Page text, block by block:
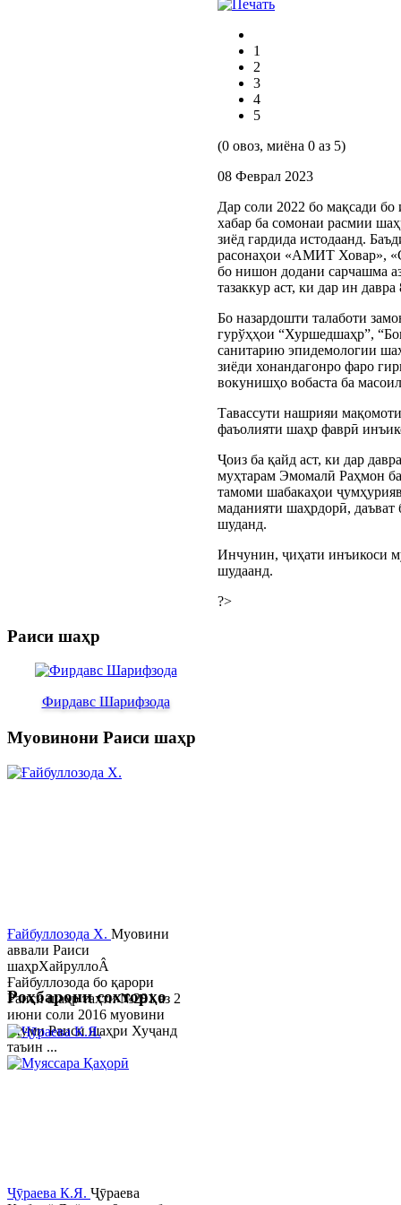
1
2
3
4
5
(0 овоз, миёна 0 аз 5)
08 Феврал 2023
Дар соли 2022 бо мақсади
хабар ба сомонаи расмии
зиёд гардида истодаанд.
расонаҳои «АМИТ Ховар»,
бо нишон додани сарчашма
тазаккур аст, ки дар ин
Бо назардошти талаботи
гурўҳҳои “Хуршедшаҳр”,
санитарию эпидемологии
зиёди хонандагонро фаро
вокунишҳо вобаста ба
Тавассути нашрияи
фаъолияти шаҳр фаврӣ
Ҷоиз ба қайд аст, ки дар
муҳтарам Эмомалӣ Раҳмон
тамоми шабакаҳои
маданияти шаҳрдорӣ, даъват
шуданд.
Инчунин, ҷиҳати инъикоси
шудаанд.
?>
Раиси шаҳр
Фирдавс Шарифзода
Муовинони Раиси шаҳр
Ғайбуллозода Х. Муовини
аввали Раиси
шаҳрХайруллоÂ
Ғайбуллозода бо қарори
Раиси шаҳр таҳти №281 аз 2
июни соли 2016 муовини
якуми Раиси шаҳри Хуҷанд
таъин ...
Роҳбарони сохторҳо
Ҷӯраева К.Я. Ҷӯраева